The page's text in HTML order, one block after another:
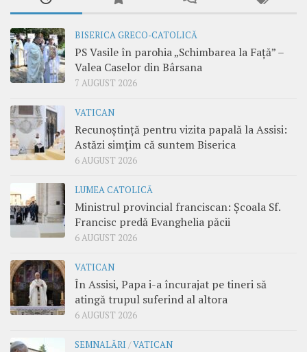
BISERICA GRECO-CATOLICĂ
PS Vasile în parohia „Schimbarea la Față” –
Valea Caselor din Bârsana
7 AUGUST 2026
VATICAN
Recunoștință pentru vizita papală la Assisi:
Astăzi simțim că suntem Biserica
6 AUGUST 2026
LUMEA CATOLICĂ
Ministrul provincial franciscan: Școala Sf.
Francisc predă Evanghelia păcii
6 AUGUST 2026
VATICAN
În Assisi, Papa i-a încurajat pe tineri să
atingă trupul suferind al altora
6 AUGUST 2026
SEMNALĂRI /VATICAN